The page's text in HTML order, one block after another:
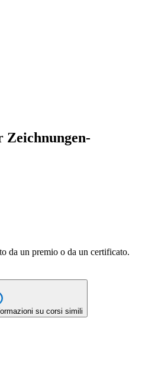
Zeichnungen-
da un premio o da un certificato.
su corsi simili